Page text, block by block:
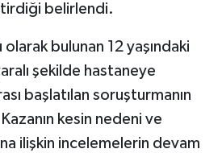
belirlendi.
bulunan 12 yaşındaki
şekilde hastaneye
başlatılan soruşturmanın
kesin nedeni ve
ilişkin incelemelerin devam